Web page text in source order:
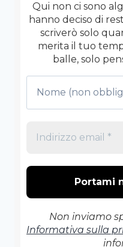
RAGAZZO
TI
RENDE
UNO
Qui non ci sono
hanno deciso di
scriverò solo
merita il tuo
balle, solo
Non inviamo
Informativa sulla